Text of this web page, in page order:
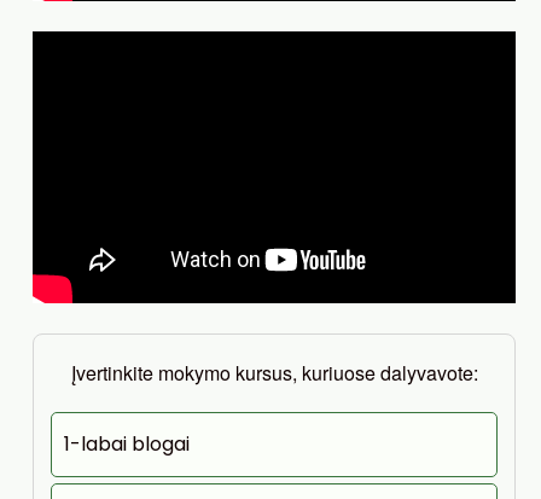
Įvertinkite mokymo kursus, kuriuose dalyvavote:
1-labai blogai